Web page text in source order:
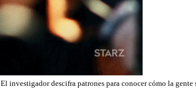
El investigador descifra patrones para conocer cómo la